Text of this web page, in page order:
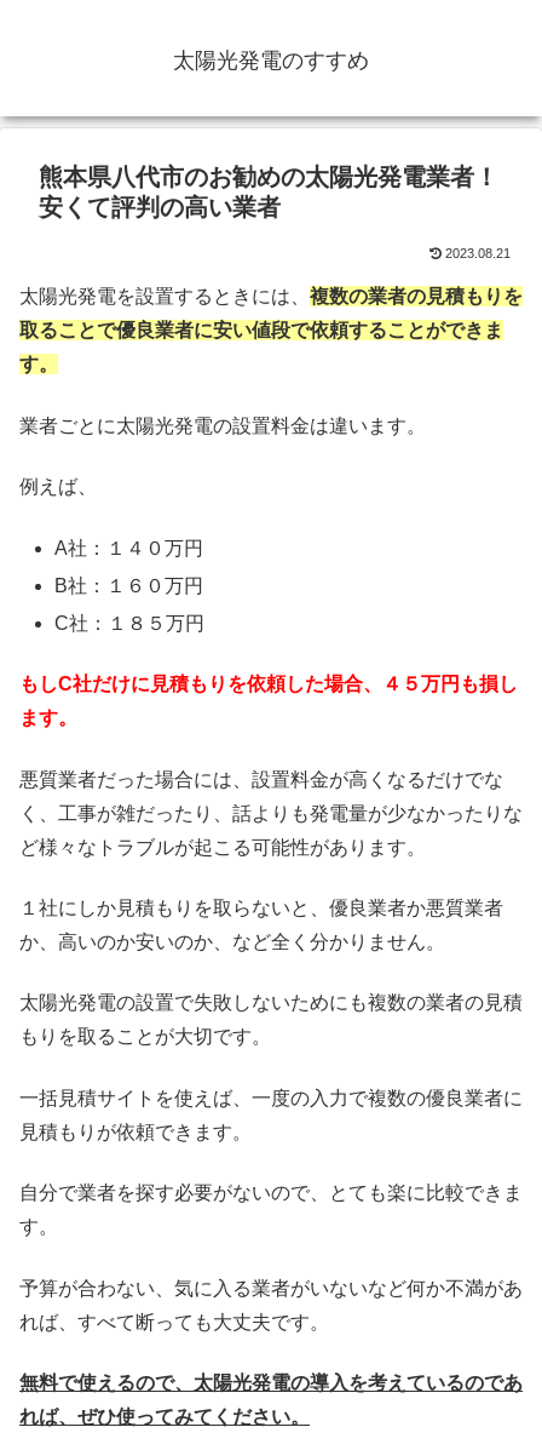
太陽光発電のすすめ
熊本県八代市のお勧めの太陽光発電業者！
安くて評判の高い業者
2023.08.21
太陽光発電を設置するときには、 複数の業者の見積もりを
取ることで優良業者に安い値段で依頼することができま
す。
業者ごとに太陽光発電の設置料金は違います。
例えば、
A社：１４０万円
B社：１６０万円
C社：１８５万円
もしC社だけに見積もりを依頼した場合、４５万円も損し
ます。
悪質業者だった場合には、設置料金が高くなるだけでな
く、工事が雑だったり、話よりも発電量が少なかったりな
ど様々なトラブルが起こる可能性があります。
１社にしか見積もりを取らないと、優良業者か悪質業者
か、高いのか安いのか、など全く分かりません。
太陽光発電の設置で失敗しないためにも複数の業者の見積
もりを取ることが大切です。
一括見積サイトを使えば、一度の入力で複数の優良業者に
見積もりが依頼できます。
自分で業者を探す必要がないので、とても楽に比較できま
す。
予算が合わない、気に入る業者がいないなど何か不満があ
れば、すべて断っても大丈夫です。
無料で使えるので、太陽光発電の導入を考えているのであ
れば、ぜひ使ってみてください。